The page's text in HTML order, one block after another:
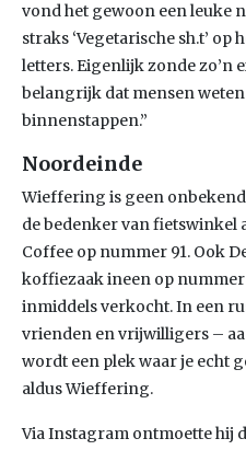
vond het gewoon een leuke
straks ‘Vegetarische sh.t’ op
letters. Eigenlijk zonde zo’n
belangrijk dat mensen
binnenstappen.”
Noordeinde
Wieffering is geen
de bedenker van fietswinkel
Coffee op nummer 91. Ook
koffiezaak ineen op nummer
inmiddels verkocht. In een
vrienden en vrijwilligers –
wordt een plek waar je echt
aldus Wieffering.
Via Instagram ontmoette hij